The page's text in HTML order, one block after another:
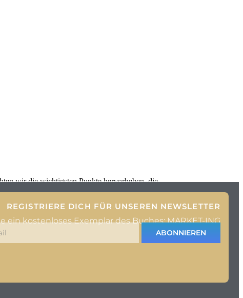
wir die wichtigsten Punkte hervorheben, die
REGISTRIERE DICH FÜR UNSEREN NEWSLETTER
ein kostenloses Exemplar des Buches: MARKET-ING
ABONNIEREN